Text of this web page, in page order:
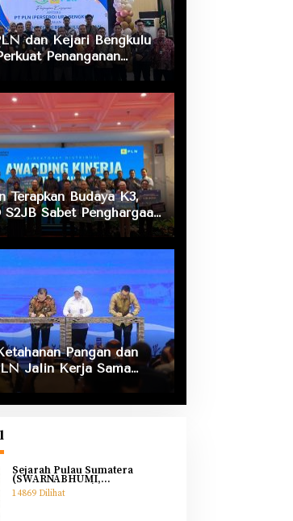
dan Kejari Bengkulu
Penanganan
Hukum, Dukung Layanan
Terapkan Budaya K3,
Sabet Penghargaan
Pangan dan
Jalin Kerja Sama
dengan Kementerian
Sejarah Pulau Sumatera
(SWARNABHUMI,
SWARNADWIPA)
14869 Dilihat